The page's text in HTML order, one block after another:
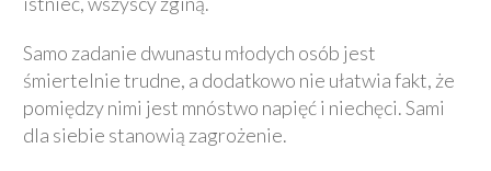
Samo zadanie dwunastu młodych osób jest
śmiertelnie trudne, a dodatkowo nie ułatwia fakt, że
pomiędzy nimi jest mnóstwo napięć i niechęci. Sami
dla siebie stanowią zagrożenie.